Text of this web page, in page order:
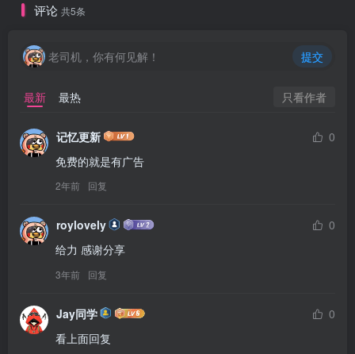
评论 共5条
老司机，你有何见解！ 提交
最新 最热 只看作者
记忆更新
0
免费的就是有广告
2年前 回复
roylovely
0
给力 感谢分享
3年前 回复
Jay同学
0
看上面回复